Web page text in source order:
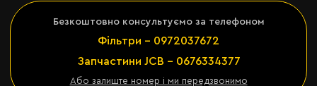
Безкоштовно консультуємо за телефоном
Фільтри - 0972037672
Запчастини JCB - 0676334377
Або залиште номер і ми передзвонимо